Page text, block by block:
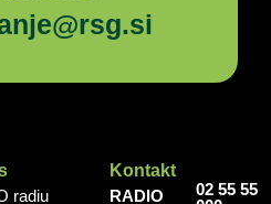
radiu
Kontakt
RADIO
02 55 55